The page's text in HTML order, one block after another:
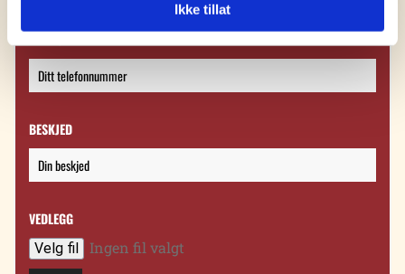
Ikke tillat
BESKJED
VEDLEGG
Velg fil Ingen fil valgt